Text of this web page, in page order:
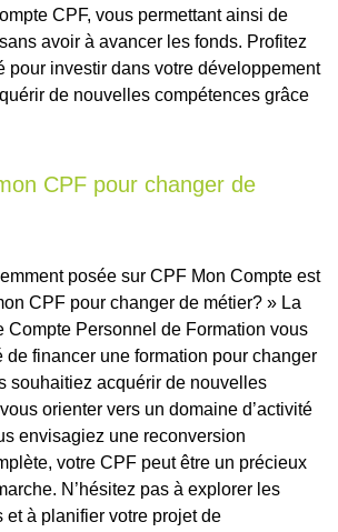
CPF, vous permettant ainsi de
avoir à avancer les fonds. Profitez
pour investir dans votre développement
de nouvelles compétences grâce
CPF pour changer de
posée sur CPF Mon Compte est
CPF pour changer de métier? » La
Compte Personnel de Formation vous
financer une formation pour changer
souhaitiez acquérir de nouvelles
orienter vers un domaine d’activité
envisagiez une reconversion
votre CPF peut être un précieux
N’hésitez pas à explorer les
à planifier votre projet de